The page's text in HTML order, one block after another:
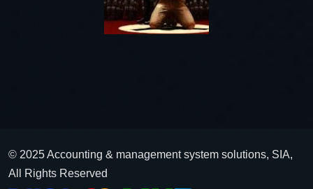
© 2025 Accounting & management system solutions, SIA,
All Rights Reserved